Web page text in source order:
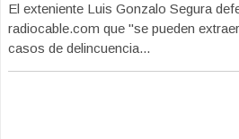
El exteniente Luis Gonzalo Segura
radiocable.com que "se pueden
casos de delincuencia...